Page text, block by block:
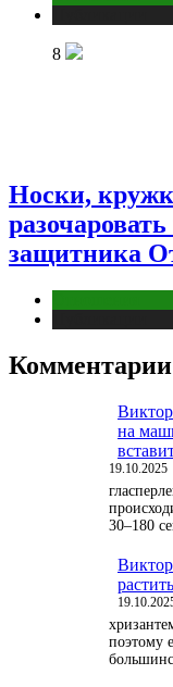
8
Носки,
защитника
Комментарии
на
19.10.2025
30–180
поэтому